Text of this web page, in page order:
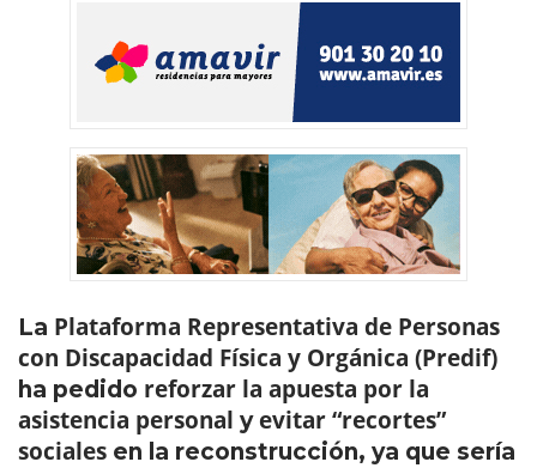
La Plataforma Representativa de Personas
con Discapacidad Física y Orgánica (Predif)
ha pedido reforzar la apuesta por la
asistencia personal yevitar “recortes”
sociales en la reconstrucción, ya que sería